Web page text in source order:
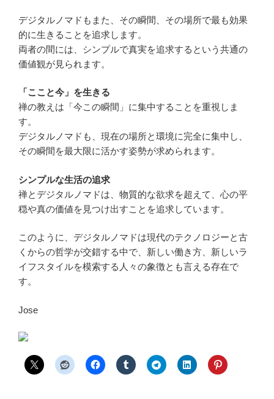
デジタルノマドもまた、その瞬間、その場所で最も効果
的に生きることを追求します。
両者の間には、シンプルで真実を追求するという共通の
価値観が見られます。
「ここと今」を生きる
禅の教えは「今この瞬間」に集中することを重視しま
す。
デジタルノマドも、現在の場所と環境に完全に集中し、
その瞬間を最大限に活かす姿勢が求められます。
シンプルな生活の追求
禅とデジタルノマドは、物質的な欲求を超えて、心の平
穏や真の価値を見つけ出すことを追求しています。
このように、デジタルノマドは現代のテクノロジーと古
くからの哲学が交錯する中で、新しい働き方、新しいラ
イフスタイルを模索する人々の象徴とも言える存在で
す。
Jose